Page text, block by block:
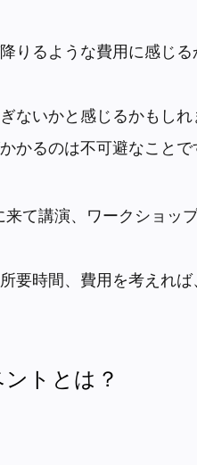
りるような費用に感じる
ないかと感じるかもしれ
かるのは不可避なことで
て講演、ワークショッ
要時間、費用を考えれば
トとは？